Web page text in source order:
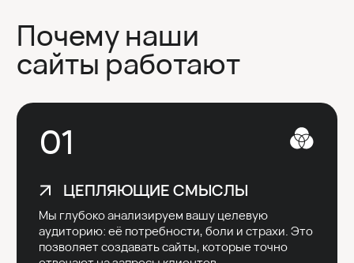
Дизайн — это инструмент влияния. Мы создаём
стильные, удобные и понятные сайты, которые
удерживают внимание, усиливают доверие
и направляют клиента к нужному действию.
03
ПРОДАЮЩИЙ ТЕКСТ
Мы не просто пишем тексты — мы доносим
особенностей вашего бизнеса формулируем